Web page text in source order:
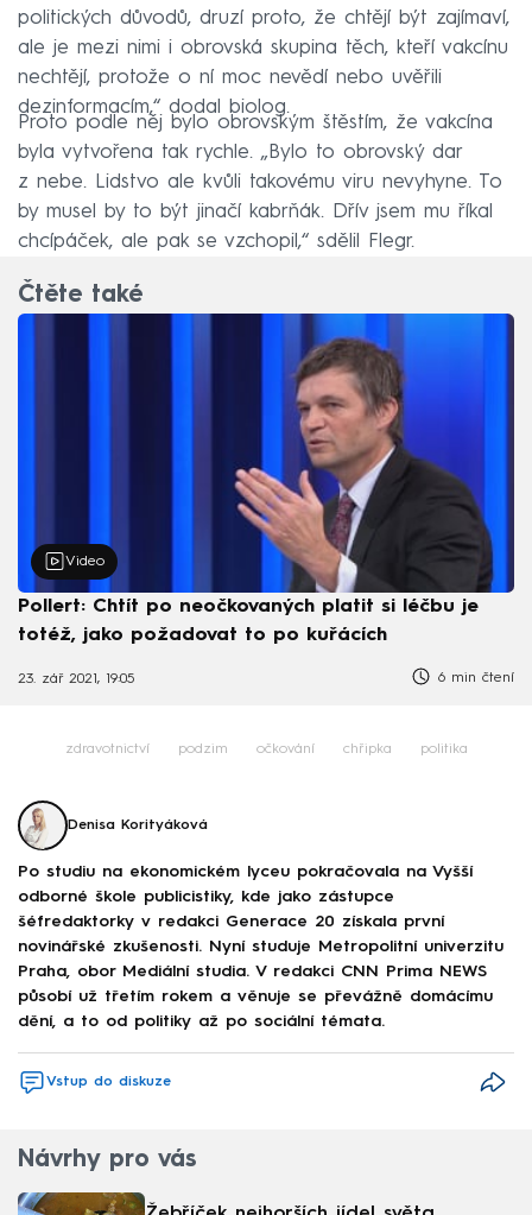
politických důvodů, druzí proto, že chtějí být zajímaví,
ale je mezi nimi i obrovská skupina těch, kteří vakcínu
nechtějí, protože o ní moc nevědí nebo uvěřili
dezinformacím,“ dodal biolog.
Proto podle něj bylo obrovským štěstím, že vakcína
byla vytvořena tak rychle. „Bylo to obrovský dar
z nebe. Lidstvo ale kvůli takovému viru nevyhyne. To
by musel by to být jinačí kabrňák. Dřív jsem mu říkal
chcípáček, ale pak se vzchopil,“ sdělil Flegr.
Čtěte také
Video
Pollert: Chtít po neočkovaných platit si léčbu je
totéž, jako požadovat to po kuřácích
23. zář 2021, 19:05 6 min čtení
zdravotnictví podzim očkování chřipka politika
Denisa Korityáková
Po studiu na ekonomickém lyceu pokračovala na Vyšší
odborné škole publicistiky, kde jako zástupce
šéfredaktorky v redakci Generace 20 získala první
novinářské zkušenosti. Nyní studuje Metropolitní univerzitu
Praha, obor Mediální studia. V redakci CNN Prima NEWS
působí už třetím rokem a věnuje se převážně domácímu
dění, a to od politiky až po sociální témata.
Vstup do diskuze
Návrhy pro vás